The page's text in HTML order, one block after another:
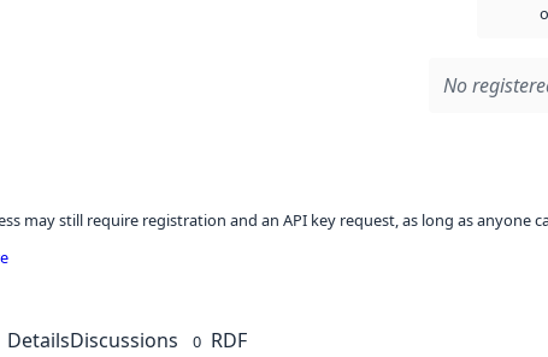
No
may still require registration and an API key request, as long as anyone
DetailsDiscussions 0 RDF